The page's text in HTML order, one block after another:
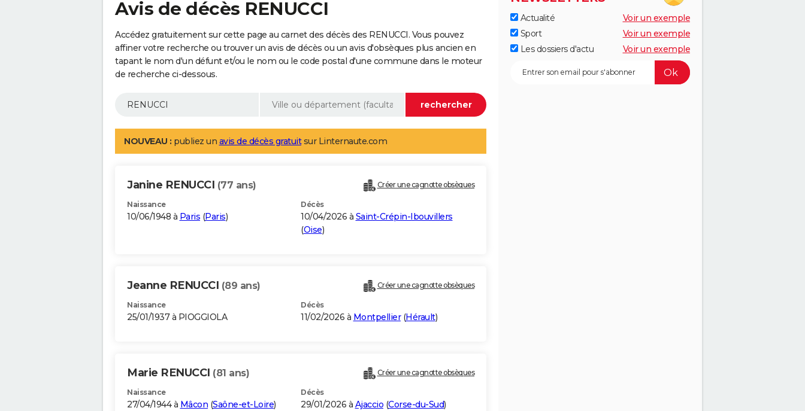
Avis de décès RENUCCI
Accédez gratuitement sur cette page au carnet des décès des RENUCCI. Vous pouvez
affiner votre recherche ou trouver un avis de décès ou un avis d'obsèques plus ancien en
tapant le nom d'un défunt et/ou le nom ou le code postal d'une commune dans le moteur
de recherche ci-dessous.
NOUVEAU : publiez un avis de décès gratuitsur Linternaute.com
Janine RENUCCI (77 ans) Créer une cagnotte obsèques
Naissance
10/06/1948 à Paris (Paris)
Décès
10/04/2026 à Saint-Crépin-Ibouvillers
(Oise)
Jeanne RENUCCI (89 ans) Créer une cagnotte obsèques
Naissance
25/01/1937 à PIOGGIOLA
Décès
11/02/2026 à Montpellier(Hérault)
Marie RENUCCI (81 ans) Créer une cagnotte obsèques
Naissance
27/04/1944 à Mâcon (Saône-et-Loire)
Décès
29/01/2026 à Ajaccio (Corse-du-Sud)
Actualité
Voir un exemple
Sport
Voir un exemple
Les dossiers d'actu
Voir un exemple